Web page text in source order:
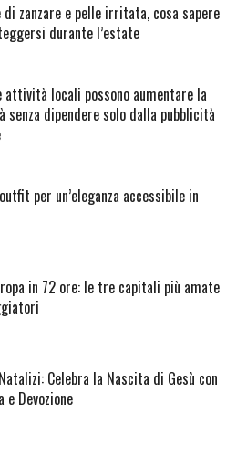
di zanzare e pelle irritata, cosa sapere
durante l’estate
attività locali possono aumentare la
senza dipendere solo dalla pubblicità
per un’eleganza accessibile in
in 72 ore: le tre capitali più amate
Celebra la Nascita di Gesù con
e Devozione